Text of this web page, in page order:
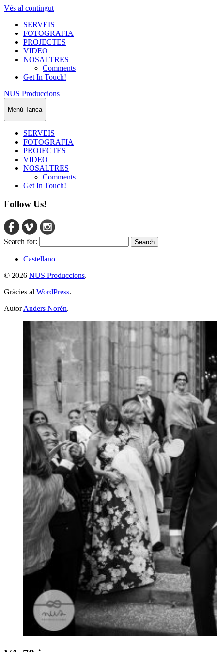
Vés al contingut
SERVEIS
FOTOGRAFIA
PROJECTES
VIDEO
NOSALTRES
Comments
Get In Touch!
NUS Produccions
Menú Tanca
SERVEIS
FOTOGRAFIA
PROJECTES
VIDEO
NOSALTRES
Comments
Get In Touch!
Follow Us!
Search for:
Castellano
© 2026 NUS Produccions.
Gràcies al WordPress.
AutorAnders Norén.